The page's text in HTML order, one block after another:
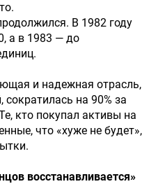
В 1982 году
а в 1983 — до
и надежная отрасль,
на 90% за
кто покупал активы на
что «хуже не будет»,
восстанавливается»